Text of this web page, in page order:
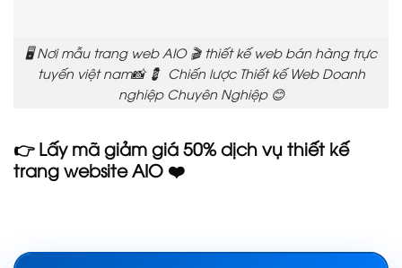
🖥️ Nơi mẫu trang web AIO 🎬 thiết kế web bán hàng trực
tuyến việt nam📸 💈 Chiến lược Thiết kế Web Doanh
nghiệp Chuyên Nghiệp 😊
👉 Lấy mã giảm giá 50% dịch vụ thiết kế
trang website AIO ❤️